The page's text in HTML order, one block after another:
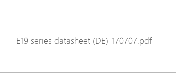
Hanwha Solutions
EoS Produkt
E19 series datasheet (DE)-170707.pdf